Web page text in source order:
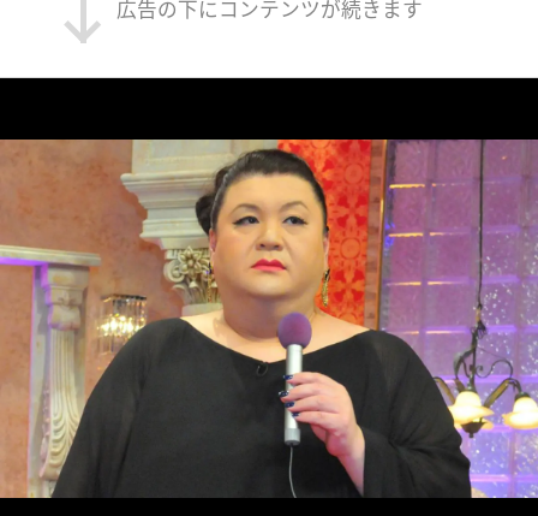
広告の下にコンテンツが続きます